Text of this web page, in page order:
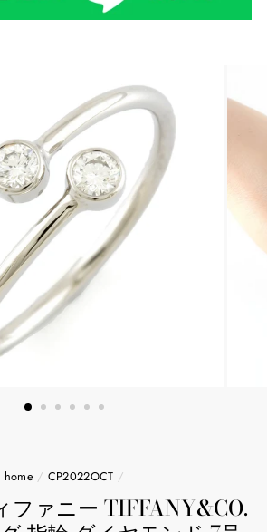
home / CP2022OCT /
ファニー TIFFANY&CO.